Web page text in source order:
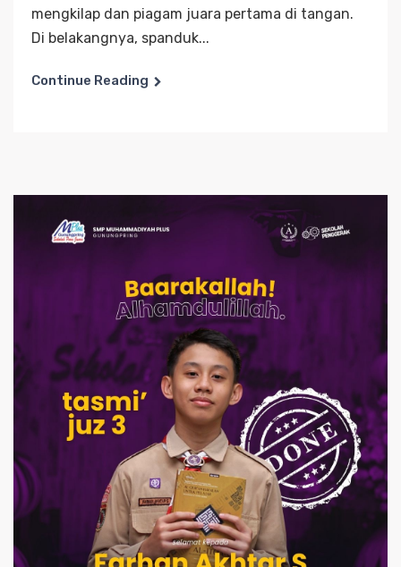
mengkilap dan piagam juara pertama di tangan.
Di belakangnya, spanduk...
Continue Reading